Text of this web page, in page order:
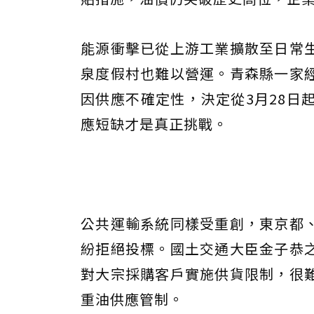
能源衝擊已從上游工業擴散至日常
泉度假村也難以營運。青森縣一家
因供應不確定性，決定從3月28日
應短缺才是真正挑戰。
公共運輸系統同樣受重創，東京都
紛拒絕投標。國土交通大臣金子恭
對大宗採購客戶實施供貨限制，很
重油供應管制。